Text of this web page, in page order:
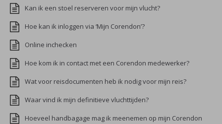
Kan ik een stoel reserveren voor mijn vlucht?
Hoe kan ik inloggen via ‘Mijn Corendon’?
Online inchecken
Hoe kom ik in contact met een Corendon medewerker?
Wat voor reisdocumenten heb ik nodig voor mijn reis?
Waar vind ik mijn definitieve vluchttijden?
Hoeveel handbagage mag ik meenemen op mijn Corendon